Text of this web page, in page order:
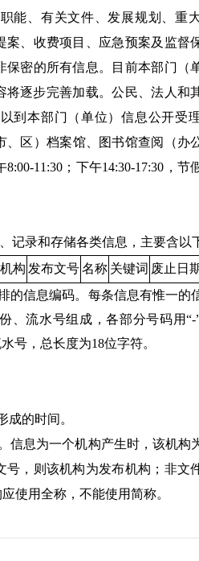
能、有关文件、发展规划、重
、收费项目、应急预案及监督
密的所有信息。目前本部门（
将逐步完善加载。公民、法人和
到本部门（单位）信息公开受
、区）档案馆、图书馆查阅（办
11:30；下午14:30-17:30，节
记录和存储各类信息，主要含以
构 发布文号 名称 关键词 废止日
的信息编码。每条信息有惟一的
、流水号组成，各部分号码用“-
号，总长度为18位字符。
成的时间。
信息为一个机构产生时，该机构
，则该机构为发布机构；非文
使用全称，不能使用简称。